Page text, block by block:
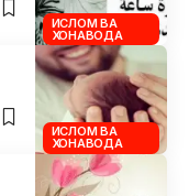
ИСЛОМ ВА
ХОНАВОДА
ИСЛОМ ВА
ХОНАВОДА